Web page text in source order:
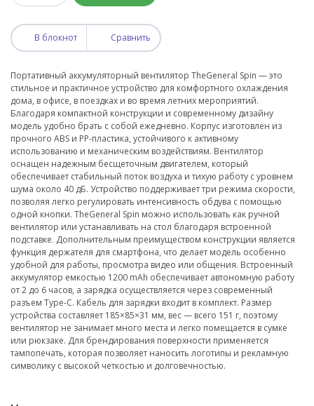
В блокнот Сравнить
Портативный аккумуляторный вентилятор TheGeneral Spin — это
стильное и практичное устройство для комфортного охлаждения
дома, в офисе, в поездках и во время летних мероприятий.
Благодаря компактной конструкции и современному дизайну
модель удобно брать с собой ежедневно. Корпус изготовлен из
прочного ABS и PP-пластика, устойчивого к активному
использованию и механическим воздействиям. Вентилятор
оснащен надежным бесщеточным двигателем, который
обеспечивает стабильный поток воздуха и тихую работу с уровнем
шума около 40 дБ. Устройство поддерживает три режима скорости,
позволяя легко регулировать интенсивность обдува с помощью
одной кнопки. TheGeneral Spin можно использовать как ручной
вентилятор или устанавливать на стол благодаря встроенной
подставке. Дополнительным преимуществом конструкции является
функция держателя для смартфона, что делает модель особенно
удобной для работы, просмотра видео или общения. Встроенный
аккумулятор емкостью 1200 mAh обеспечивает автономную работу
от 2 до 6 часов, а зарядка осуществляется через современный
разъем Type-C. Кабель для зарядки входит в комплект. Размер
устройства составляет 185×85×31 мм, вес — всего 151 г, поэтому
вентилятор не занимает много места и легко помещается в сумке
или рюкзаке. Для брендирования поверхности применяется
тампопечать, которая позволяет наносить логотипы и рекламную
символику с высокой четкостью и долговечностью.